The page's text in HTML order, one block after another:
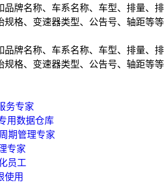
品牌名称、车系名称、车型、排量、排
规格、变速器类型、公告号、轴距等等
品牌名称、车系名称、车型、排量、排
规格、变速器类型、公告号、轴距等等
务专家
用数据仓库
期管理专家
专家
员工
使用